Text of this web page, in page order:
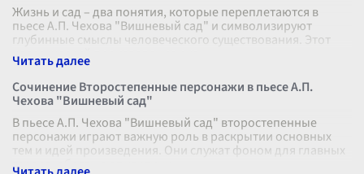
Жизнь и сад – два понятия, которые переплетаются в
пьесе А.П. Чехова "Вишневый сад" и символизируют
глубинные смыслы человеческого существования. Этот
классический произведение рус
Сочинение Второстепенные персонажи в пьесе А.П.
Чехова "Вишневый сад"
В пьесе А.П. Чехова "Вишневый сад" второстепенные
персонажи играют важную роль в раскрытии основных
тем и идей произведения. Они служат фоном для главных
героев, обогащают картину